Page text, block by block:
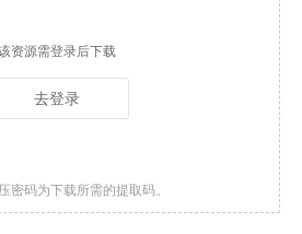
资源需登录后下载
去登录
密码为下载所需的提取码。